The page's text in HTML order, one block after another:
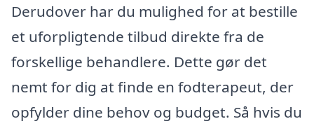
Derudover har du mulighed for at bestille
et uforpligtende tilbud direkte fra de
forskellige behandlere. Dette gør det
nemt for dig at finde en fodterapeut, der
opfylder dine behov og budget. Så hvis du